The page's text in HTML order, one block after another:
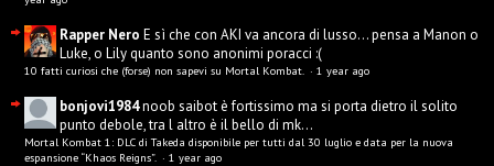
Rapper Nero E sì che con AKI va ancora di lusso... pensa a Manon o
Luke, o Lily quanto sono anonimi poracci :(
10 fatti curiosi che (forse) non sapevi su Mortal Kombat. · 1 year ago
bonjovi1984noob saibot è fortissimo ma si porta dietro il solito
punto debole, tra l altro è il bello di mk...
Mortal Kombat 1: DLC di Takeda disponibile per tutti dal 30 luglio e data per la nuova
espansione “Khaos Reigns”. · 1 year ago